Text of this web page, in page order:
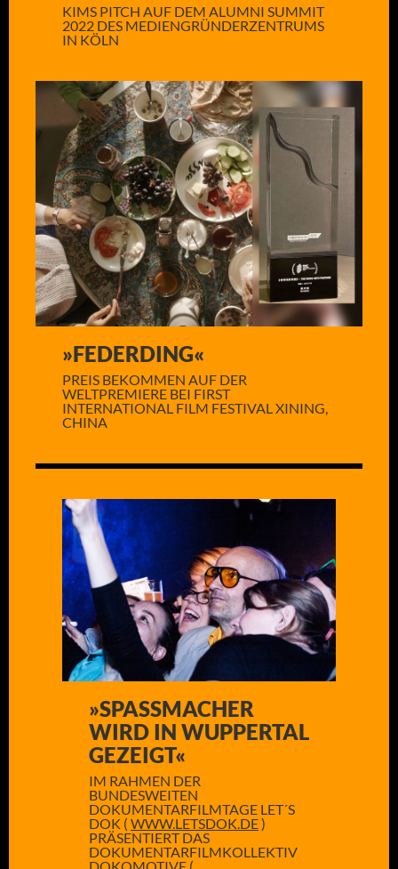
KIMS PITCH AUF DEM ALUMNI SUMMIT
2022 DES MEDIENGRÜNDERZENTRUMS
IN KÖLN
»FEDERDING«
PREIS BEKOMMEN AUF DER
WELTPREMIERE BEI FIRST
INTERNATIONAL FILM FESTIVAL XINING,
CHINA
»SPASSMACHER W
IRD IN WUPPERTAL G
EZEIGT«
IM RAHMEN DER
BUNDESWEITEN
DOKUMENTARFILMTAGE LET´S
DOK ( WWW.LETSDOK.DE)
PRÄSENTIERT DAS
DOKUMENTARFILMKOLLEKTIV